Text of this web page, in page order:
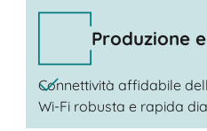
Produzione
Connettività affidabile
Wi-Fi robusta e rapida